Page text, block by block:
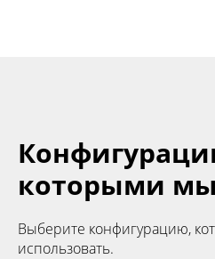
которыми
Выберите конфигурацию,
использовать.